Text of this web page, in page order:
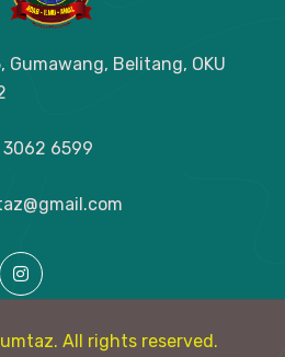
Gumawang, Belitang, OKU
6599
All rights reserved.